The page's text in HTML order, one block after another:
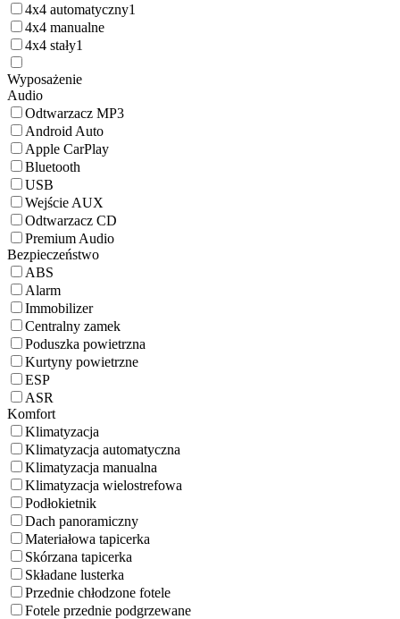
4x4 automatyczny1
4x4 manualne
4x4 stały1
Wyposażenie
Audio
Odtwarzacz MP3
Android Auto
Apple CarPlay
Bluetooth
USB
Wejście AUX
Odtwarzacz CD
Premium Audio
Bezpieczeństwo
ABS
Alarm
Immobilizer
Centralny zamek
Poduszka powietrzna
Kurtyny powietrzne
ESP
ASR
Komfort
Klimatyzacja
Klimatyzacja automatyczna
Klimatyzacja manualna
Klimatyzacja wielostrefowa
Podłokietnik
Dach panoramiczny
Materiałowa tapicerka
Skórzana tapicerka
Składane lusterka
Przednie chłodzone fotele
Fotele przednie podgrzewane